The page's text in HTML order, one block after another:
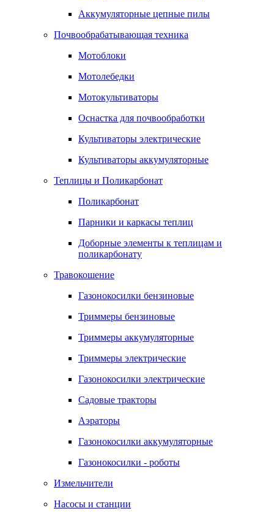
Аккумуляторные цепные пилы
Почвообрабатывающая техника
Мотоблоки
Мотолебедки
Мотокультиваторы
Оснастка для почвообработки
Культиваторы электрические
Культиваторы аккумуляторные
Теплицы и Поликарбонат
Поликарбонат
Парники и каркасы теплиц
Доборные элементы к теплицам и
поликарбонату
Травокошение
Газонокосилки бензиновые
Триммеры бензиновые
Триммеры аккумуляторные
Триммеры электрические
Газонокосилки электрические
Садовые тракторы
Аэраторы
Газонокосилки аккумуляторные
Газонокосилки - роботы
Измельчители
Насосы и станции